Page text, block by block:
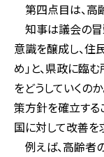
第四点目は、高
知事は議会の冒
意識を醸成し、住
め」と、県政に臨
をどうしていくの
策方針を確立する
国に対して改善を
例えば、高齢者